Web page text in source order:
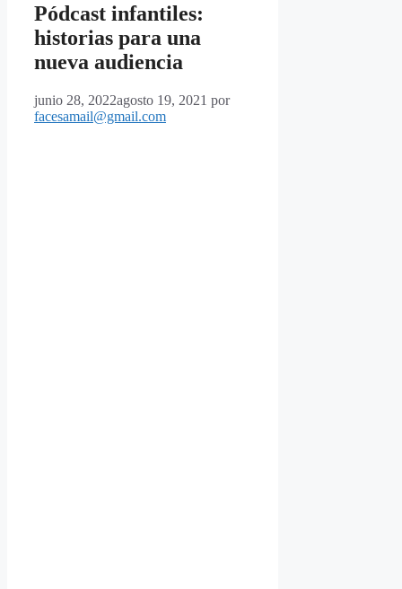
Pódcast infantiles:
historias para una
nueva audiencia
junio 28, 2022agosto 19, 2021 por
facesamail@gmail.com